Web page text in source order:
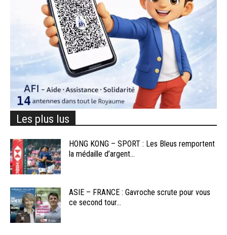
Les plus lus
HONG KONG – SPORT : Les Bleus remportent
la médaille d’argent...
ASIE – FRANCE : Gavroche scrute pour vous
ce second tour...